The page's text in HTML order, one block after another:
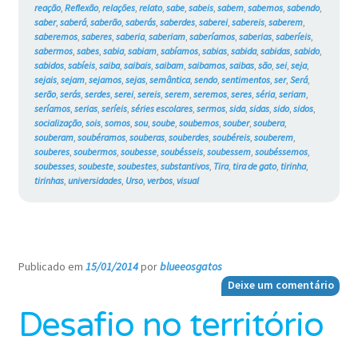
reação, Reflexão, relações, relato, sabe, sabeis, sabem, sabemos, sabendo,
saber, saberá, saberão, saberás, saberdes, saberei, sabereis, saberem,
saberemos, saberes, saberia, saberiam, saberíamos, saberias, saberíeis,
sabermos, sabes, sabia, sabiam, sabíamos, sabias, sabida, sabidas, sabido,
sabidos, sabíeis, saiba, saibais, saibam, saibamos, saibas, são, sei, seja,
sejais, sejam, sejamos, sejas, semântica, sendo, sentimentos, ser, Será,
serão, serás, serdes, serei, sereis, serem, seremos, seres, séria, seriam,
seríamos, serias, seríeis, séries escolares, sermos, sida, sidas, sido, sidos,
socialização, sois, somos, sou, soube, soubemos, souber, soubera,
souberam, soubéramos, souberas, souberdes, soubéreis, souberem,
souberes, soubermos, soubesse, soubésseis, soubessem, soubéssemos,
soubesses, soubeste, soubestes, substantivos, Tira, tira de gato, tirinha,
tirinhas, universidades, Urso, verbos, visual
Publicado em 15/01/2014porblueeosgatos
Deixe um comentário
Desafio no território